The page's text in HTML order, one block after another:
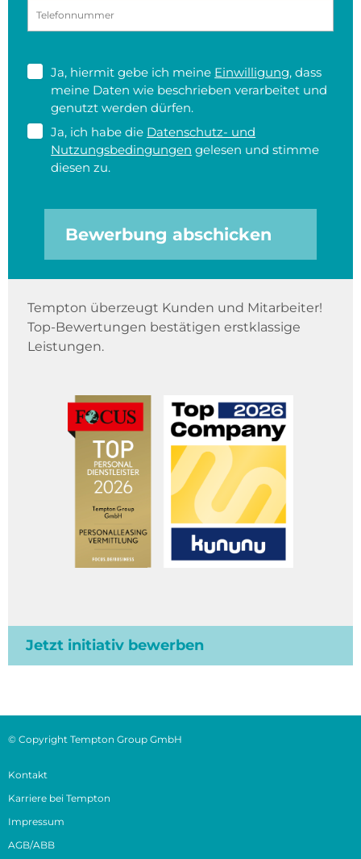
Ja, hiermit gebe ich meine Einwilligung, dass
meine Daten wie beschrieben verarbeitet und
genutzt werden dürfen.
Ja, ich habe die Datenschutz- und
Nutzungsbedingungen gelesen und stimme
diesen zu.
Bewerbung abschicken
Tempton überzeugt Kunden und Mitarbeiter!
Top-Bewertungen bestätigen erstklassige
Leistungen.
Jetzt initiativ bewerben
© Copyright Tempton Group GmbH
Kontakt
Karriere bei Tempton
Impressum
AGB/ABB